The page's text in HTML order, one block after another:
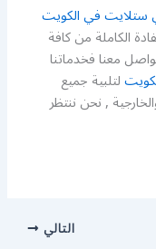
ستلايت في الكويت
الكاملة من كافة
معنا فخدماتنا
لتلبية جميع
, نحن ننتظر
التالي